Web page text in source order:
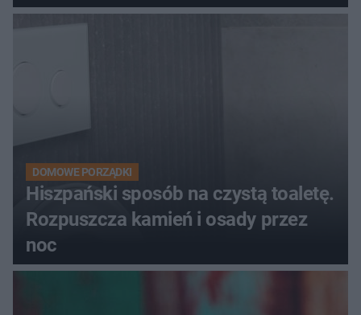
DOMOWE PORZĄDKI
Hiszpański sposób na czystą toaletę.
Rozpuszcza kamień i osady przez
noc